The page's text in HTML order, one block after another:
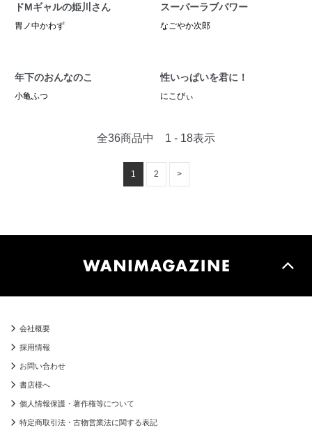
ドMギャルの姫川さん
胃ノ中かわず
スーパーラブパワー
なごやか次郎
年下のおんなのこ
小亀ふつ
性いっぱいを君に！
にこびぃ
全36商品中 1 - 18表示
1 2 >
会社概要
採用情報
お問い合わせ
書店様へ
個人情報保護・著作権等について
特定商取引法・古物営業法に関する表記